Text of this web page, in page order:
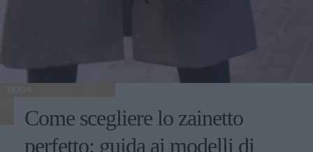
MODA
Come scegliere lo zainetto
perfetto: guida ai modelli di